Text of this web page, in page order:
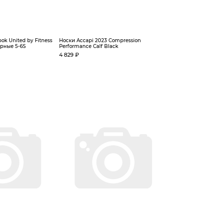
United by Fitness
5-6S
Носки Accapi 2023 Compression
Performance Calf Black
4 829 ₽